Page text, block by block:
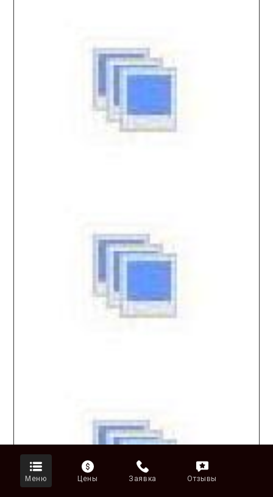
Меню Цены Заявка Отзывы